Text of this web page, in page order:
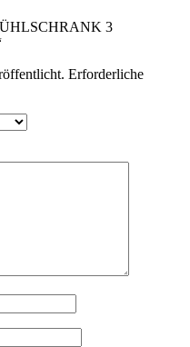
3
Erforderliche